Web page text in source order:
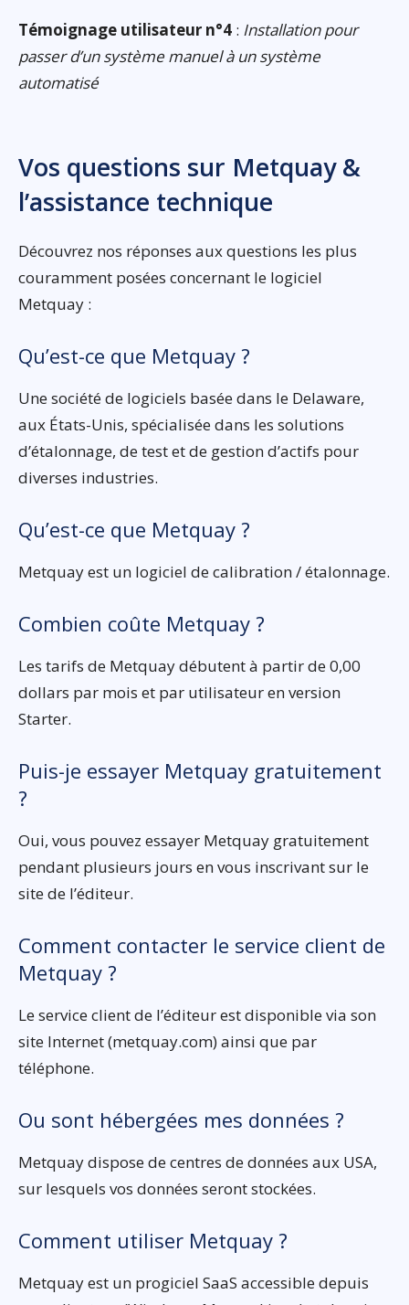
Témoignage utilisateur n°4 : Installation pour
passer d’un système manuel à un système
automatisé
Vos questions sur Metquay &
l’assistance technique
Découvrez nos réponses aux questions les plus
couramment posées concernant le logiciel
Metquay :
Qu’est-ce que Metquay ?
Une société de logiciels basée dans le Delaware,
aux États-Unis, spécialisée dans les solutions
d’étalonnage, de test et de gestion d’actifs pour
diverses industries.
Qu’est-ce que Metquay ?
Metquay est un logiciel de calibration / étalonnage.
Combien coûte Metquay ?
Les tarifs de Metquay débutent à partir de 0,00
dollars par mois et par utilisateur en version
Starter.
Puis-je essayer Metquay gratuitement
?
Oui, vous pouvez essayer Metquay gratuitement
pendant plusieurs jours en vous inscrivant sur le
site de l’éditeur.
Comment contacter le service client de
Metquay ?
Le service client de l’éditeur est disponible via son
site Internet (metquay.com) ainsi que par
téléphone.
Ou sont hébergées mes données ?
Metquay dispose de centres de données aux USA,
sur lesquels vos données seront stockées.
Comment utiliser Metquay ?
Metquay est un progiciel SaaS accessible depuis